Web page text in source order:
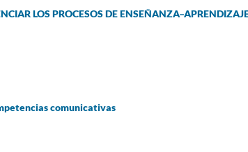
LOS PROCESOS DE
comunicativas